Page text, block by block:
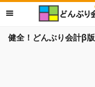
健全！どんぶり会計β版